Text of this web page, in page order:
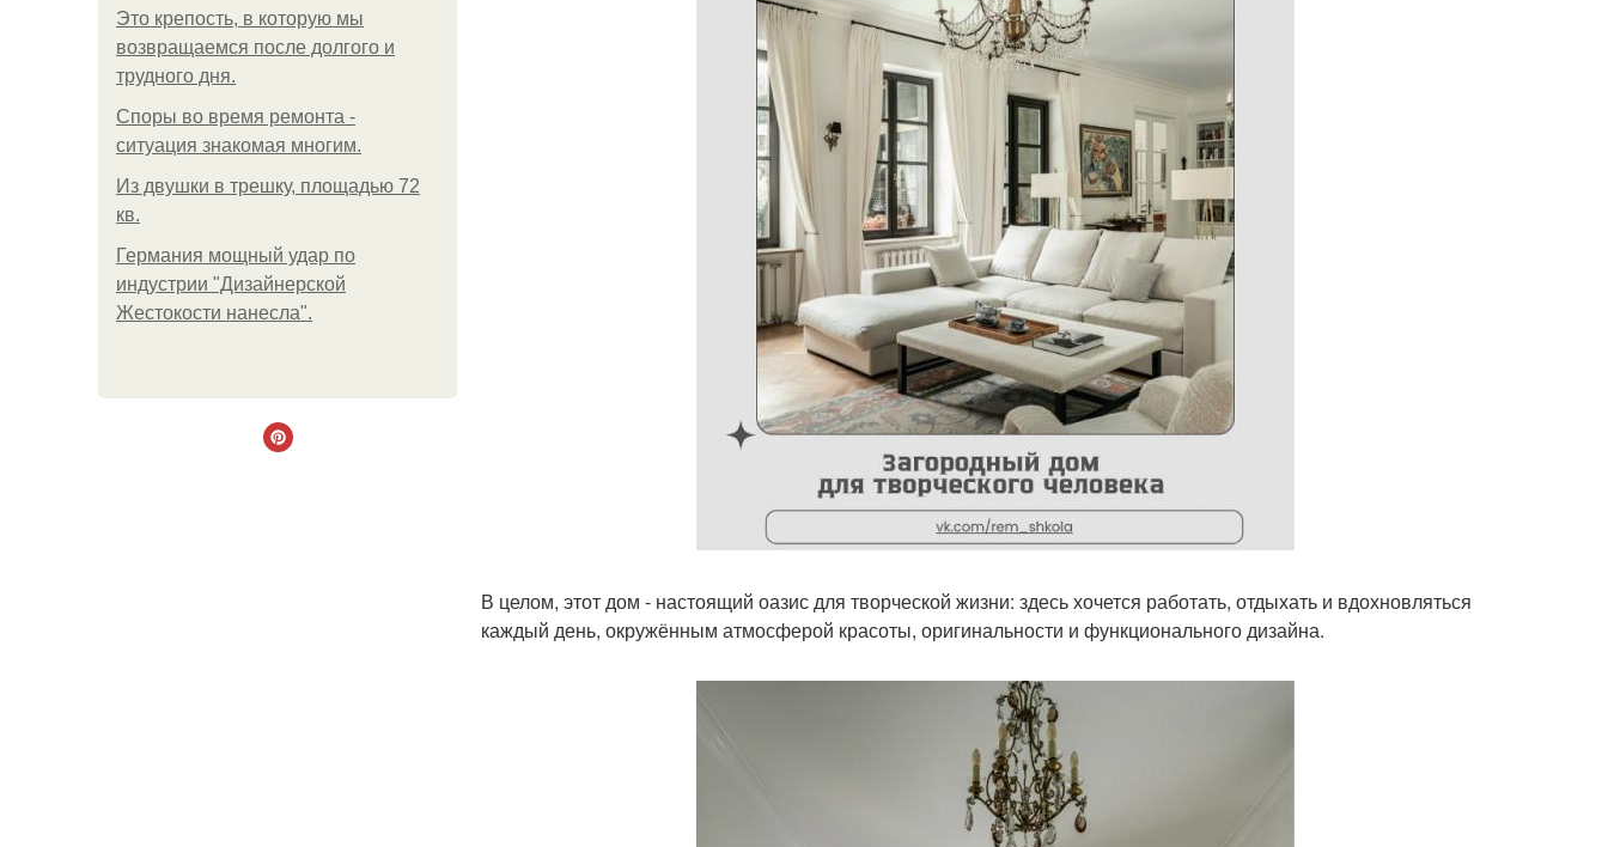
Это крепость, в которую мы
возвращаемся после долгого и
трудного дня.
Споры во время ремонта -
ситуация знакомая многим.
Из двушки в трешку, площадью 72
кв.
Германия мощный удар по
индустрии "Дизайнерской
Жестокости нанесла".
В целом, этот дом - настоящий оазис для творческой жизни: здесь хочется работать, отдыхать и вдохновляться
каждый день, окружённым атмосферой красоты, оригинальности и функционального дизайна.